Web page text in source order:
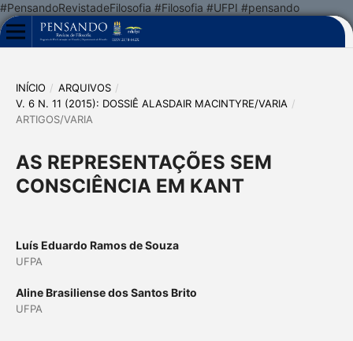
#PensandoRevistadeFilosofia #Filosofia #UFPI #pensando
INÍCIO / ARQUIVOS /
V. 6 N. 11 (2015): DOSSIÊ ALASDAIR MACINTYRE/VARIA /
ARTIGOS/VARIA
AS REPRESENTAÇÕES SEM
CONSCIÊNCIA EM KANT
Luís Eduardo Ramos de Souza
UFPA
Aline Brasiliense dos Santos Brito
UFPA